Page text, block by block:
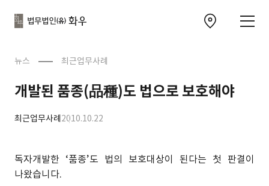
뉴스 최근업무사례
개발된 품종(品種)도 법으로 보호해야
최근업무사례2010.10.22
독자개발한 ‘품종’도 법의 보호대상이 된다는 첫 판결이
나왔습니다.